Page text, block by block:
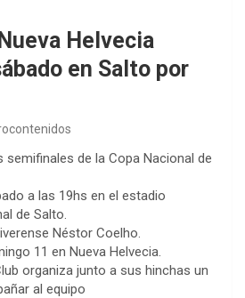
Helvecia
en Salto por
semifinales de la Copa Nacional de
a las 19hs en el estadio
de Salto.
Néstor Coelho.
11 en Nueva Helvecia.
organiza junto a sus hinchas un
al equipo